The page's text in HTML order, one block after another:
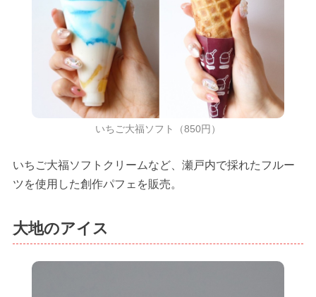
いちご大福ソフト（850円）
いちご大福ソフトクリームなど、瀬戸内で採れたフルー
ツを使用した創作パフェを販売。
大地のアイス